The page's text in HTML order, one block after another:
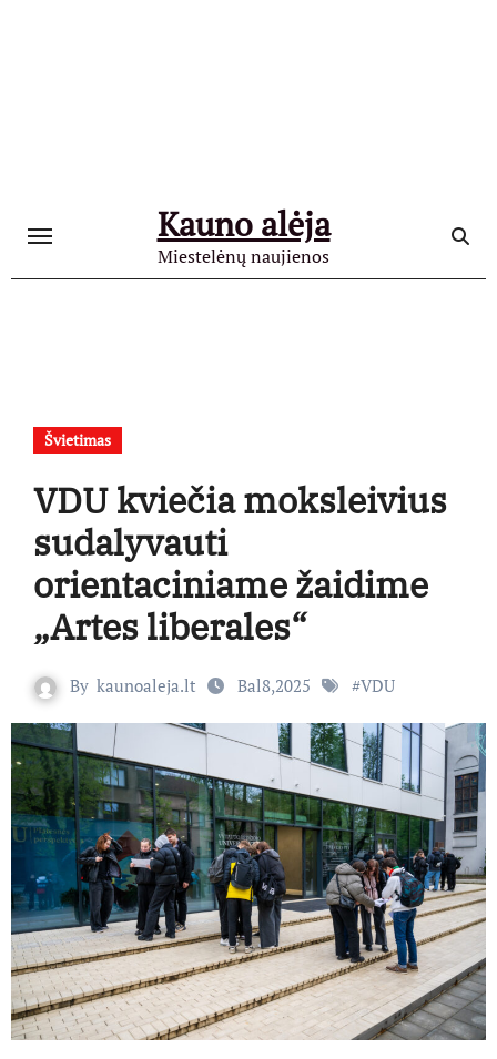
Kauno alėja
Miestelėnų naujienos
Švietimas
VDU kviečia moksleivius
sudalyvauti
orientaciniame žaidime
„Artes liberales“
By kaunoaleja.lt Bal8,2025 #VDU